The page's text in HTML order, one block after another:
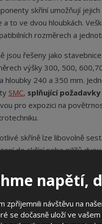
napětí,
zpříjemnili návštěvu na
se dočasně uloží ve
skříní umožňují
a to ve dvou hloubkách.
rozměrech a
jsou řešeny jako
výšky 300, 500,
hloubky 240 a 350 mm.
SMC, splňující
pro expozici na
skříně lze libovolně
do skříní nebo pilířů
široké spektrum
Rozvaděče 3D lze
do volného
rozvaděče jsou zvenčí